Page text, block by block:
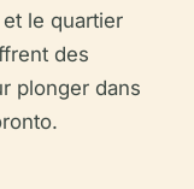
le quartier
des
plonger dans